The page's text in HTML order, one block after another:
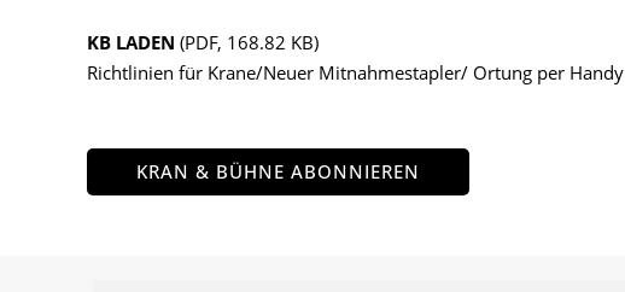
KB LADEN (PDF, 168.82 KB)
Richtlinien für Krane/Neuer Mitnahmestapler/ Ortung per Handy
KRAN & BÜHNE ABONNIEREN